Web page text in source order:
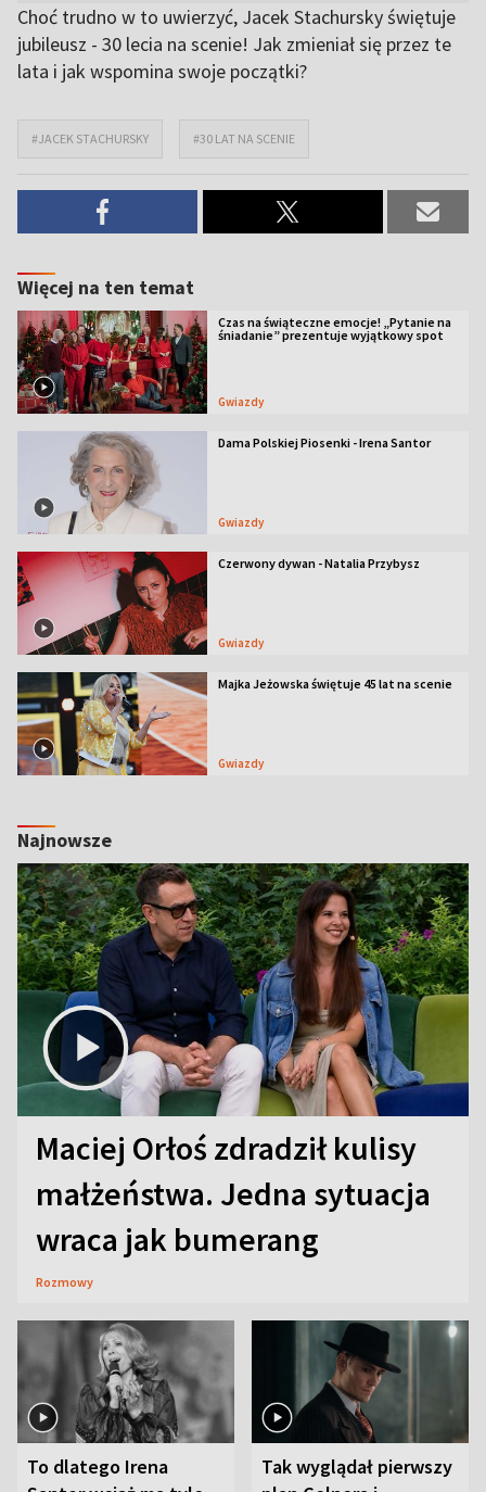
Choć trudno w to uwierzyć, Jacek Stachursky świętuje
jubileusz - 30 lecia na scenie! Jak zmieniał się przez te
lata i jak wspomina swoje początki?
#JACEK STACHURSKY #30 LAT NA SCENIE
Więcej na ten temat
Czas na świąteczne emocje! „Pytanie na
śniadanie” prezentuje wyjątkowy spot
Gwiazdy
Dama Polskiej Piosenki - Irena Santor
Gwiazdy
Czerwony dywan - Natalia Przybysz
Gwiazdy
Majka Jeżowska świętuje 45 lat na scenie
Gwiazdy
Najnowsze
Maciej Orłoś zdradził kulisy
małżeństwa. Jedna sytuacja
wraca jak bumerang
Rozmowy
To dlatego Irena
Tak wyglądał pierwszy